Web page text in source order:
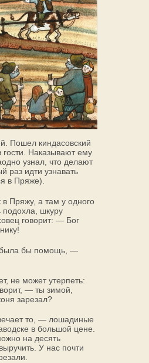
Пошел киндасовский
Наказывают ему
узнал, что делают
раз идти узнавать
в Пряже).
Пряжу, а там у одного
шкуру
говорит: — Бог
бы помощь, —
не может утерпеть:
— ты зимой,
зарезал?
то, — лошадиные
в большой цене.
на десять
У нас почти